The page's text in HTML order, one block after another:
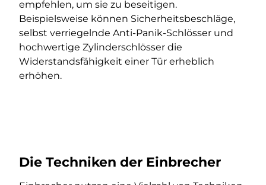
empfehlen, um sie zu beseitigen.
Beispielsweise können Sicherheitsbeschläge,
selbst verriegelnde Anti-Panik-Schlösser und
hochwertige Zylinderschlösser die
Widerstandsfähigkeit einer Tür erheblich
erhöhen.
Die Techniken der Einbrecher